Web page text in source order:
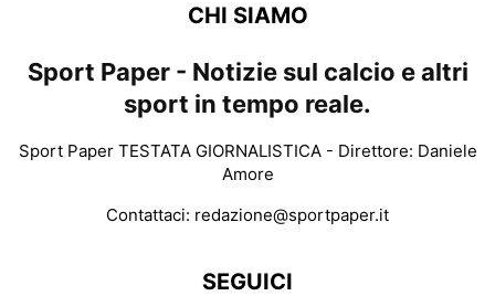
CHI SIAMO
Sport Paper - Notizie sul calcio e altri
sport in tempo reale.
Sport Paper TESTATA GIORNALISTICA - Direttore: Daniele
Amore
Contattaci: redazione@sportpaper.it
SEGUICI